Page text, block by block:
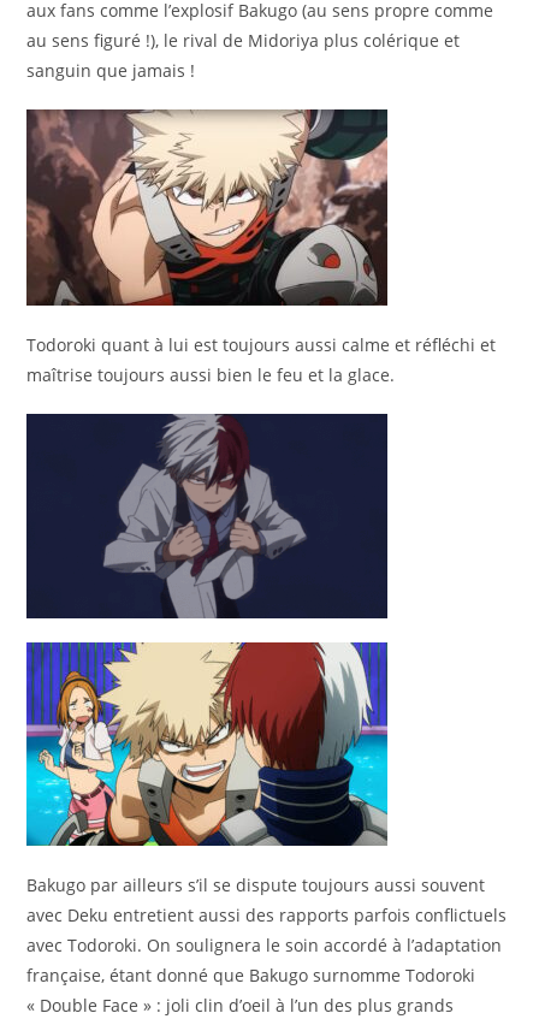
aux fans comme l’explosif Bakugo (au sens propre comme
au sens figuré !), le rival de Midoriya plus colérique et
sanguin que jamais !
Todoroki quant à lui est toujours aussi calme et réfléchi et
maîtrise toujours aussi bien le feu et la glace.
Bakugo par ailleurs s’il se dispute toujours aussi souvent
avec Deku entretient aussi des rapports parfois conflictuels
avec Todoroki. On soulignera le soin accordé à l’adaptation
française, étant donné que Bakugo surnomme Todoroki
« Double Face » : joli clin d’oeil à l’un des plus grands